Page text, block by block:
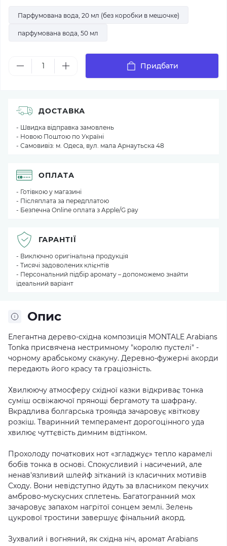
Парфумована вода, 20 мл (без коробки в мешочке)
парфумована вода, 50 мл
Придбати
Опис
Елегантна дерево-східна композиція MONTALE Arabians
Tonka присвячена нестримному "королю пустелі" -
чорному арабському скакуну. Деревно-фужерні акорди
передають його красу та граціозність.
Хвилюючу атмосферу східної казки відкриває тонка
суміш освіжаючої прянощі бергамоту та шафрану.
Вкрадлива болгарська троянда зачаровує квіткову
розкіш. Тваринний темперамент дорогоцінного уда
хвилює чуттєвість димним відтінком.
Прохолоду початкових нот «згладжує» тепло карамелі
бобів тонка в основі. Спокусливий і насичений, але
ненав'язливий шлейф зітканий із класичних мотивів
Сходу. Вони невідступно йдуть за власником пекучих
амброво-мускусних сплетень. Багатогранний мох
зачаровує запахом нагрітої сонцем землі. Зелень
цукрової тростини завершує фінальний акорд.
Зухвалий і вогняний, як східна ніч, аромат Arabians
ДОСТАВКА
- Швидка відправка замовлень
- Новою Поштою по Україні
- Самовивіз: м. Одеса, вул. мала Арнаутьска 48
ОПЛАТА
- Готівкою у магазині
- Післяплата за передплатою
- Безпечна Online оплата з Apple/G pay
ГАРАНТІЇ
- Виключно оригінальна продукція
- Тисячі задоволених клієнтів
- Персональний підбір аромату – допоможемо знайти
ідеальний варіант